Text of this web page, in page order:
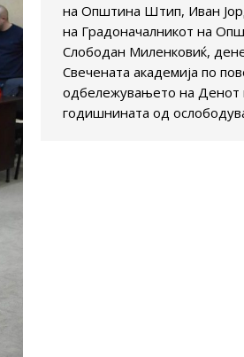
на Општина Штип, Иван
на Градоначалникот на
Слободан Миленковиќ,
Свечената академија по
одбележувањето на Денот
годишнината од